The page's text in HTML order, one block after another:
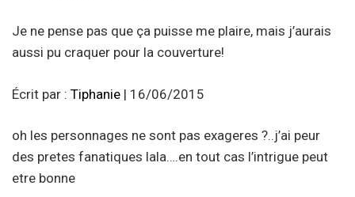
Je ne pense pas que ça puisse me plaire, mais j’aurais
aussi pu craquer pour la couverture!
Écrit par : Tiphanie | 16/06/2015
oh les personnages ne sont pas exageres ?..j’ai peur
des pretes fanatiques lala….en tout cas l’intrigue peut
etre bonne